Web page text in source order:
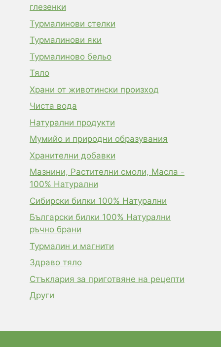
глезенки
Турмалинови стелки
Турмалинови яки
Турмалиново бельо
Тяло
Храни от животински произход
Чиста вода
Натурални продукти
Мумийо и природни образувания
Хранителни добавки
Мазнини, Растителни смоли, Масла -
100% Натурални
Сибирски билки 100% Натурални
Български билки 100% Натурални
ръчно брани
Турмалин и магнити
Здраво тяло
Стъклария за приготвяне на рецепти
Други